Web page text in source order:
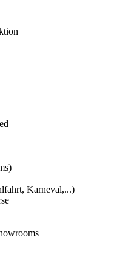
Karneval,...)